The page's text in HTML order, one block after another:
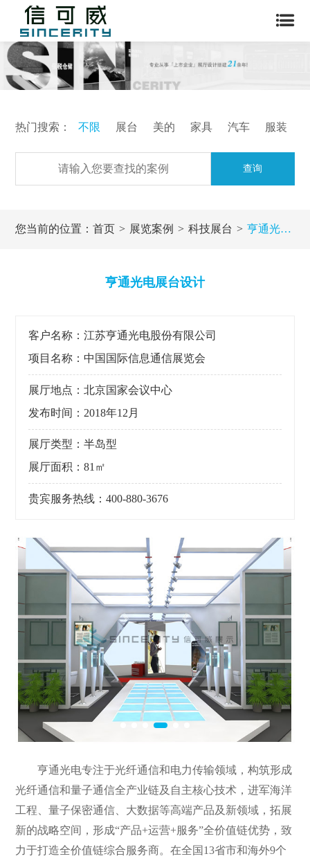
热门搜索： 不限 展台 美的 家具 汽车 服装
查询
您当前的位置：首页 展览案例 科技展台 亨通光电展台设计
亨通光电展台设计
客户名称：江苏亨通光电股份有限公司
项目名称：中国国际信息通信展览会
展厅地点：北京国家会议中心
发布时间：2018年12月
展厅类型：半岛型
展厅面积：81㎡
贵宾服务热线：400-880-3676
亨通光电专注于光纤通信和电力传输领域，构筑形成
光纤通信和量子通信全产业链及自主核心技术，进军海洋
工程、量子保密通信、大数据等高端产品及新领域，拓展
新的战略空间，形成“产品+运营+服务”全价值链优势，致
力于打造全价值链综合服务商。在全国13省市和海外9个